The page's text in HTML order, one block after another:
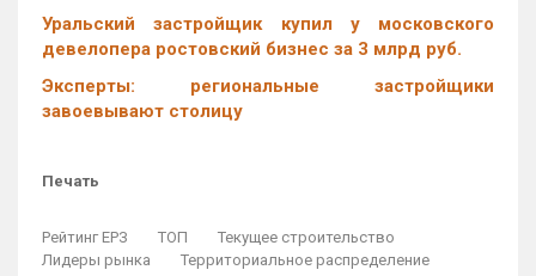
Уральский застройщик купил у московского
девелопера ростовский бизнес за 3 млрд руб.
Эксперты: региональные застройщики
завоевывают столицу
Печать
Рейтинг ЕРЗ ТОП
Текущее строительство
Лидеры рынка
Территориальное распределение